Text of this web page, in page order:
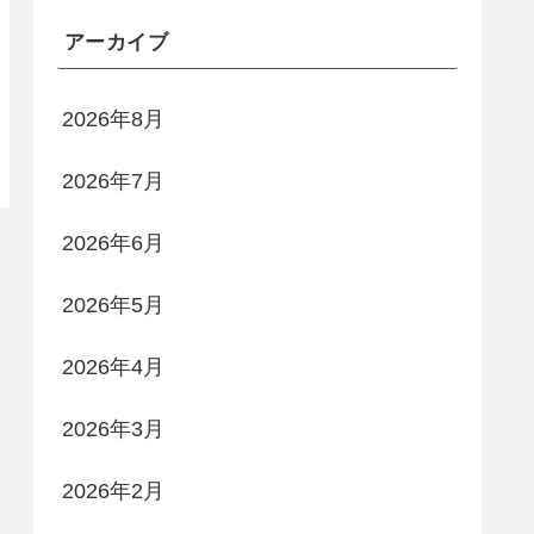
アーカイブ
2026年8月
2026年7月
2026年6月
2026年5月
2026年4月
2026年3月
2026年2月